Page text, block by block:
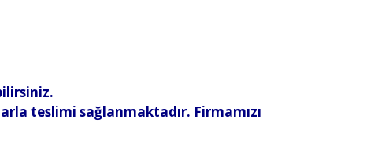
teslimi sağlanmaktadır. Firmamızı